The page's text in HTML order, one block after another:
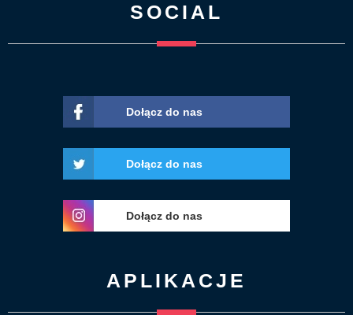
SOCIAL
Dołącz do nas
Dołącz do nas
Dołącz do nas
APLIKACJE